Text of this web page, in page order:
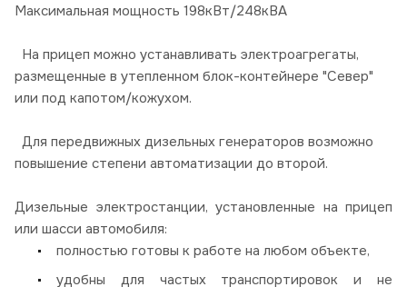
Максимальная мощность 198кВт/248кВА
На прицеп можно устанавливать электроагрегаты,
размещенные в утепленном блок-контейнере "Север"
или под капотом/кожухом.
Для передвижных дизельных генераторов возможно
повышение степени автоматизации до второй.
Дизельные электростанции, установленные на прицеп
или шасси автомобиля:
полностью готовы к работе на любом объекте,
удобны для частых транспортировок и не